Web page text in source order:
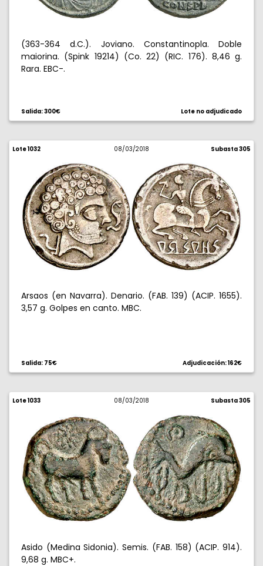
(363-364 d.C.). Joviano. Constantinopla. Doble
maiorina. (Spink 19214) (Co. 22) (RIC. 176). 8,46 g.
Rara. EBC-.
Salida: 300€ Lote no adjudicado
Lote 1032 08/03/2018 Subasta 305
Arsaos (en Navarra). Denario. (FAB. 139) (ACIP. 1655).
3,57 g. Golpes en canto. MBC.
Salida: 75€ Adjudicación: 162€
Lote 1033 08/03/2018 Subasta 305
Asido (Medina Sidonia). Semis. (FAB. 158) (ACIP. 914).
9,68 g. MBC+.